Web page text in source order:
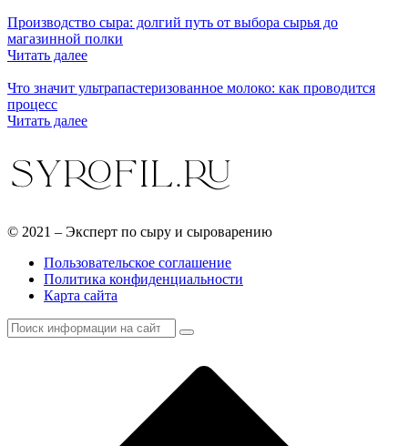
Производство сыра: долгий путь от выбора сырья до
магазинной полки
Читать далее
Что значит ультрапастеризованное молоко: как проводится
процесс
Читать далее
© 2021 – Эксперт по сыру и сыроварению
Пользовательское соглашение
Политика конфиденциальности
Карта сайта